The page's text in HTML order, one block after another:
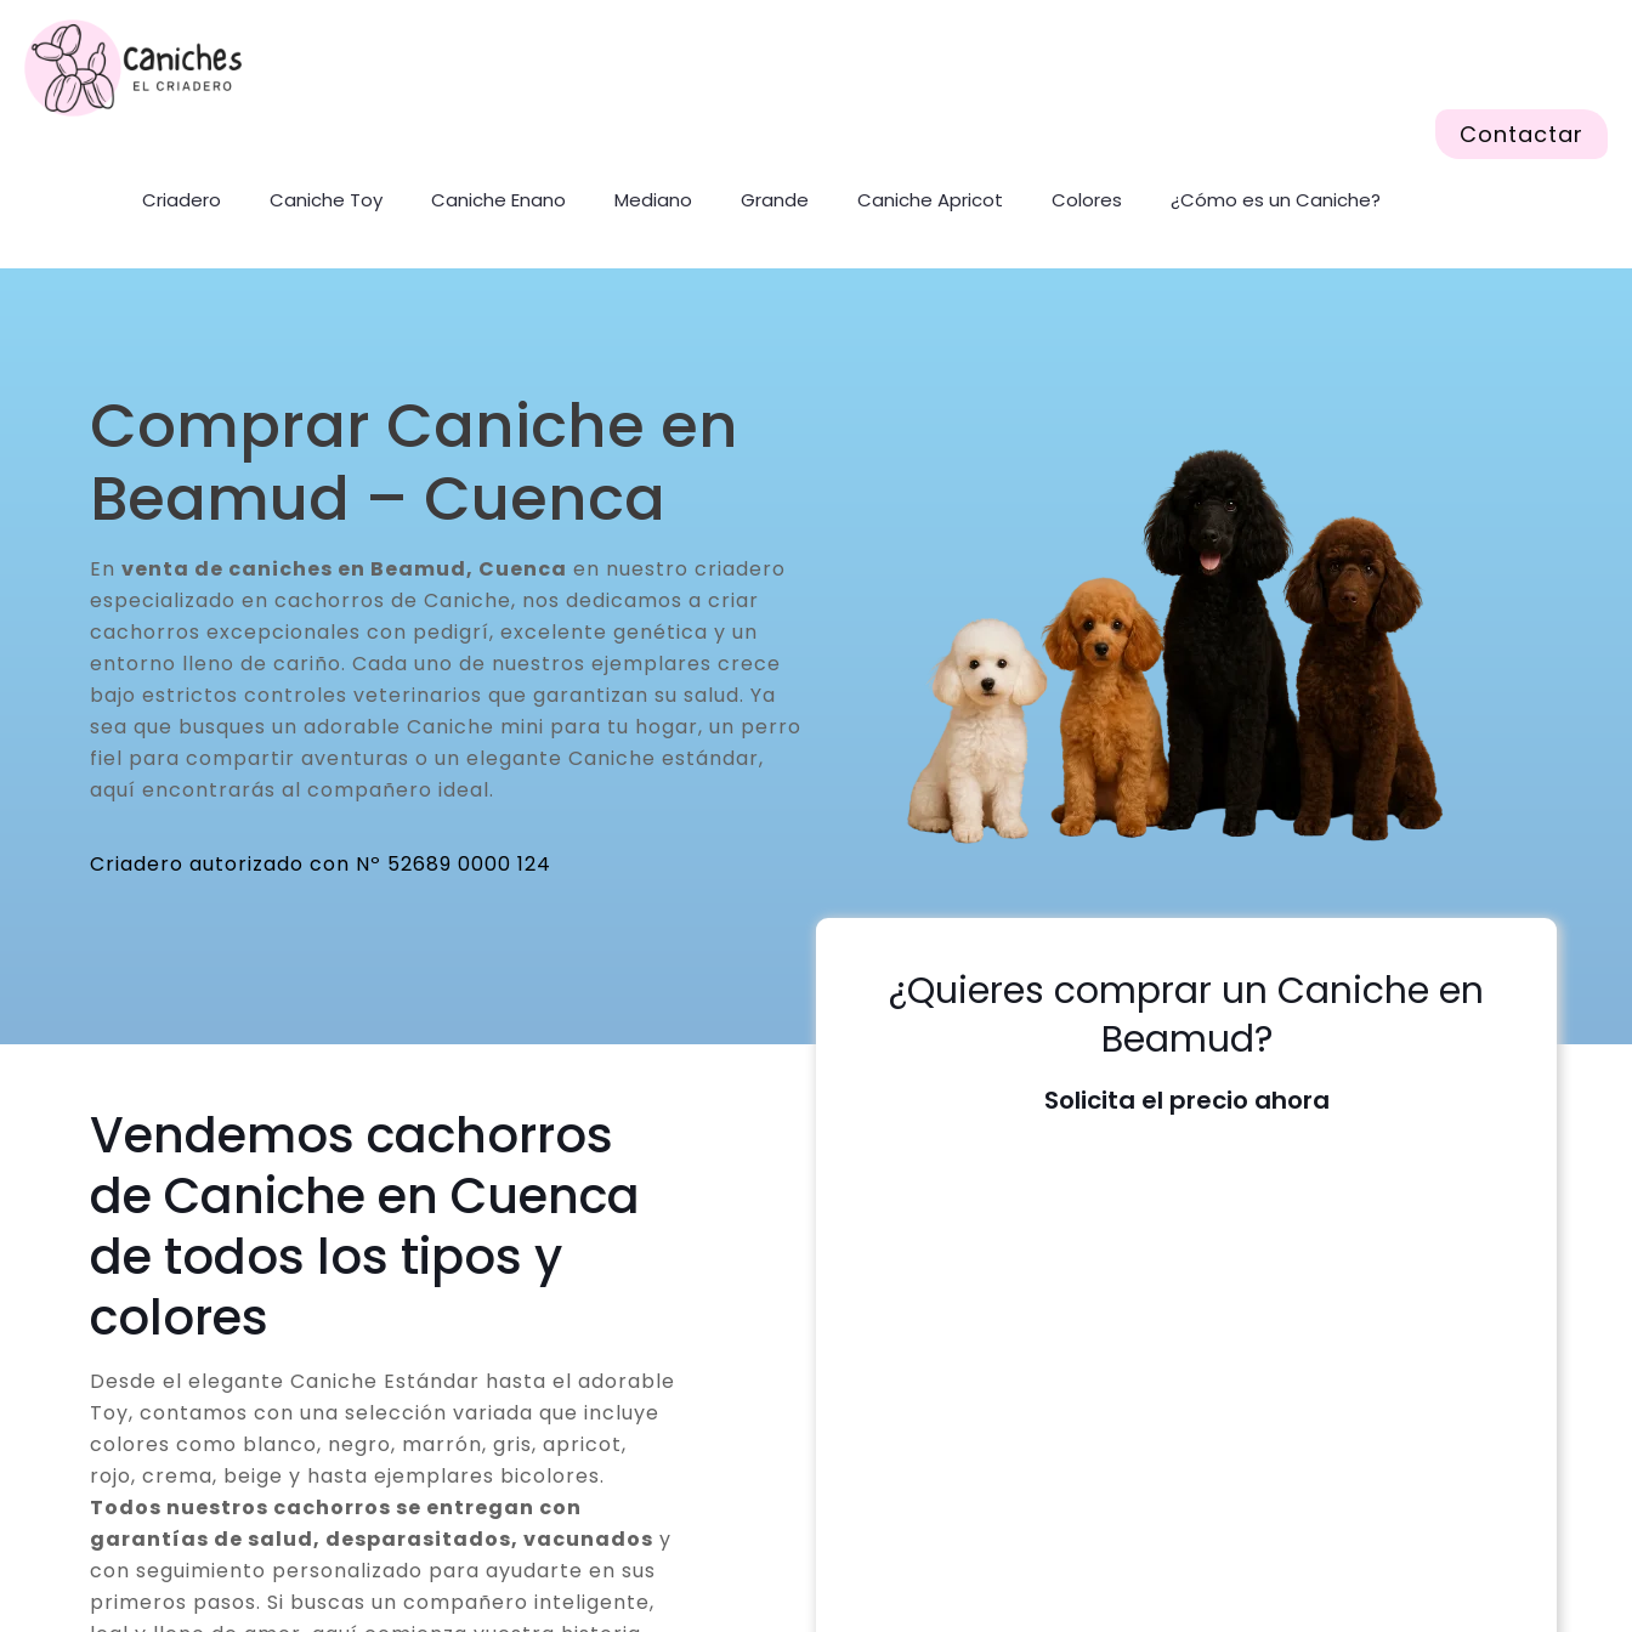
Criadero Caniche Toy Caniche Enano Mediano Grande Caniche Apricot Colores ¿Cómo es un Caniche?
Contactar
Comprar Caniche en
Beamud – Cuenca
En venta de caniches en Beamud, Cuenca en nuestro criadero
especializado en cachorros de Caniche, nos dedicamos a criar
cachorros excepcionales con pedigrí, excelente genética y un
entorno lleno de cariño. Cada uno de nuestros ejemplares crece
bajo estrictos controles veterinarios que garantizan su salud. Ya
sea que busques un adorable Caniche mini para tu hogar, un perro
fiel para compartir aventuras o un elegante Caniche estándar,
aquí encontrarás al compañero ideal.
Criadero autorizado con Nº 52689 0000 124
Vendemos cachorros
de Caniche en Cuenca
de todos los tipos y
colores
Desde el elegante Caniche Estándar hasta el adorable
Toy, contamos con una selección variada que incluye
colores como blanco, negro, marrón, gris, apricot,
rojo, crema, beige y hasta ejemplares bicolores.
Todos nuestros cachorros se entregan con
garantías de salud, desparasitados, vacunados y
con seguimiento personalizado para ayudarte en sus
primeros pasos. Si buscas un compañero inteligente,
¿Quieres comprar un Caniche en
Beamud?
Solicita el precio ahora